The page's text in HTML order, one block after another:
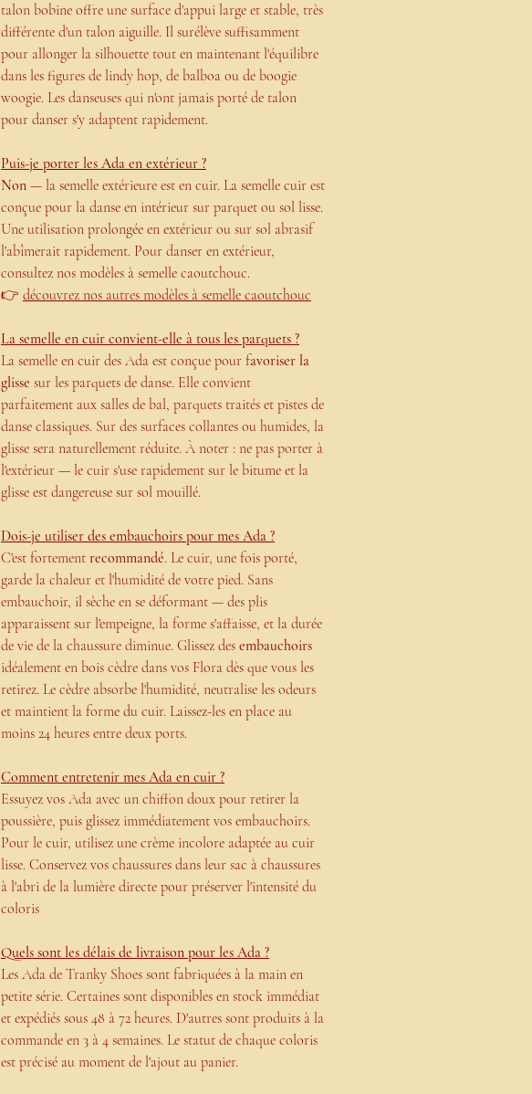
talon bobine offre une surface d'appui large et stable, très
différente d'un talon aiguille. Il surélève suffisamment
pour allonger la silhouette tout en maintenant l'équilibre
dans les figures de lindy hop, de balboa ou de boogie
woogie. Les danseuses qui n'ont jamais porté de talon
pour danser s'y adaptent rapidement.
Puis-je porter les Ada en extérieur ?
Non — la semelle extérieure est en cuir. La semelle cuir est
conçue pour la danse en intérieur sur parquet ou sol lisse.
Une utilisation prolongée en extérieur ou sur sol abrasif
l'abîmerait rapidement. Pour danser en extérieur,
consultez nos modèles à semelle caoutchouc.
👉 découvrez nos autres modèles à semelle caoutchouc
La semelle en cuir convient-elle à tous les parquets ?
La semelle en cuir des Ada est conçue pour favoriser la
glisse sur les parquets de danse. Elle convient
parfaitement aux salles de bal, parquets traités et pistes de
danse classiques. Sur des surfaces collantes ou humides, la
glisse sera naturellement réduite. À noter : ne pas porter à
l'extérieur — le cuir s'use rapidement sur le bitume et la
glisse est dangereuse sur sol mouillé.
Dois-je utiliser des embauchoirs pour mes Ada ?
C'est fortement recommandé. Le cuir, une fois porté,
garde la chaleur et l'humidité de votre pied. Sans
embauchoir, il sèche en se déformant — des plis
apparaissent sur l'empeigne, la forme s'affaisse, et la durée
de vie de la chaussure diminue. Glissez des embauchoirs
idéalement en bois cèdre dans vos Flora dès que vous les
retirez. Le cèdre absorbe l'humidité, neutralise les odeurs
et maintient la forme du cuir. Laissez-les en place au
moins 24 heures entre deux ports.
Comment entretenir mes Ada en cuir ?
Essuyez vos Ada avec un chiffon doux pour retirer la
poussière, puis glissez immédiatement vos embauchoirs.
Pour le cuir, utilisez une crème incolore adaptée au cuir
lisse. Conservez vos chaussures dans leur sac à chaussures
à l'abri de la lumière directe pour préserver l'intensité du
coloris
Quels sont les délais de livraison pour les Ada ?
Les Ada de Tranky Shoes sont fabriquées à la main en
petite série. Certaines sont disponibles en stock immédiat
et expédiés sous 48 à 72 heures. D'autres sont produits à la
commande en 3 à 4 semaines. Le statut de chaque coloris
est précisé au moment de l'ajout au panier.